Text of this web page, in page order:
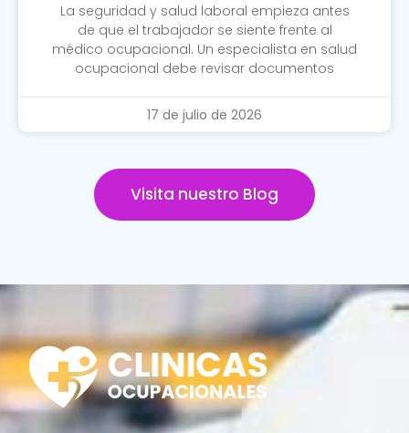
La seguridad y salud laboral empieza antes
de que el trabajador se siente frente al
médico ocupacional. Un especialista en salud
ocupacional debe revisar documentos
17 de julio de 2026
Visita nuestro Blog